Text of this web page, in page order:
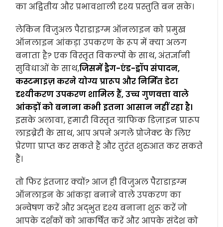
का अद्वितीय और प्रभावशाली दृश्य प्रस्तुति बन सके।
लेकिन विजुअल पैराडाइग्म ऑनलाइन को प्रमुख
ऑनलाइन आंकड़ा उपकरण के रूप में क्या अलग
बनाता है? एक विस्तृत विकल्पों के साथ, अंतर्ज्ञानी
सुविधाओं के साथ,जिसमें ड्रैग-एंड-ड्रॉप संपादन,
कस्टमाइज़ करने योग्य प्रारूप और निर्मित डेटा
दृश्यीकरण उपकरण शामिल हैं, उच्च गुणवत्ता वाले
आंकड़ों को बनाना कभी इतना आसान नहीं रहा है।
इसके अलावा, हमारी विस्तृत ग्राफिक डिज़ाइन प्रारूप
लाइब्रेरी के साथ, आप अपने अगले प्रोजेक्ट के लिए
प्रेरणा प्राप्त कर सकते हैं और तुरंत शुरुआत कर सकते
हैं।
तो फिर इंतजार क्यों? आज ही विजुअल पैराडाइग्म
ऑनलाइन के आंकड़ा बनाने वाले उपकरण का
अन्वेषण करें और अद्भुत दृश्य बनाना शुरू करें जो
आपके दर्शकों को आकर्षित करें और आपके संदेश को